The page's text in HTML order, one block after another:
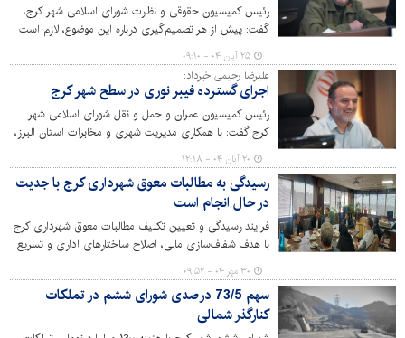
رئیس کمیسیون حقوقی و نظارت شورای اسلامی شهر کرج،
گفت: پیش از هر تصمیم‌گیری درباره این موضوع، لازم است
ابتدا آیین‌نامه‌ای جامع و اجرایی تدوین شود تا انتخاب شهردار
شب با رعایت چارچوب قانونی و مصوبات شوراهای اسلامی هر
شهر انجام شود.
۲۵ آبان ۰۴ - ۰۹:۱۰
علیرضا رحیمی خبرداد:
اجرای گسترده فیبر نوری در سطح شهر کرج
رئیس کمیسیون عمران و حمل و نقل شورای اسلامی شهر
کرج گفت: با همکاری مدیریت شهری و مخابرات استان البرز،
خدمات مخابراتی و اینترنتی شهر کرج به‌صورت تمام‌فیبر نوری
ارائه و سرعت پهنای باند دو برابر می‌شود.
۲۰ آبان ۰۴ - ۱۲:۱۸
رسیدگی به مطالبات معوق شهرداری کرج با جدیت
در حال انجام است
فرآیند رسیدگی و تعیین تکلیف مطالبات معوق شهرداری کرج
با هدف شفاف‌سازی مالی، اصلاح ساختارهای اداری و تسریع
در روند وصول مطالبات در دستور کار مدیریت شهری قرار گرفته
است.
۳۰ مهر ۰۴ - ۰۹:۵۲
سهم 73/5 درصدی شورای ششم در تملکات
کنارگذر شمالی